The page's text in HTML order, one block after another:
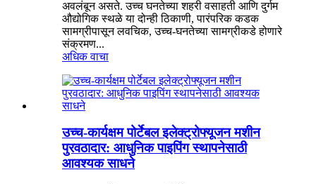
अवलंबून असते. उच्च घनतेच्या शहरी वसाहती आणि दुर्गम
औद्योगिक स्थळे या दोन्ही ठिकाणी, पारंपरिक कडक
सामग्रीपासून लवचिक, उच्च-घनतेच्या सामग्रीकडे होणारे
संक्रमण...
अधिक वाचा
उच्च-कार्यक्षम पोर्टेबल इलेक्ट्रोफ्यूजन मशीन
पुरवठादार: आधुनिक पाइपिंग स्थापनेसाठी
आवश्यक साधने